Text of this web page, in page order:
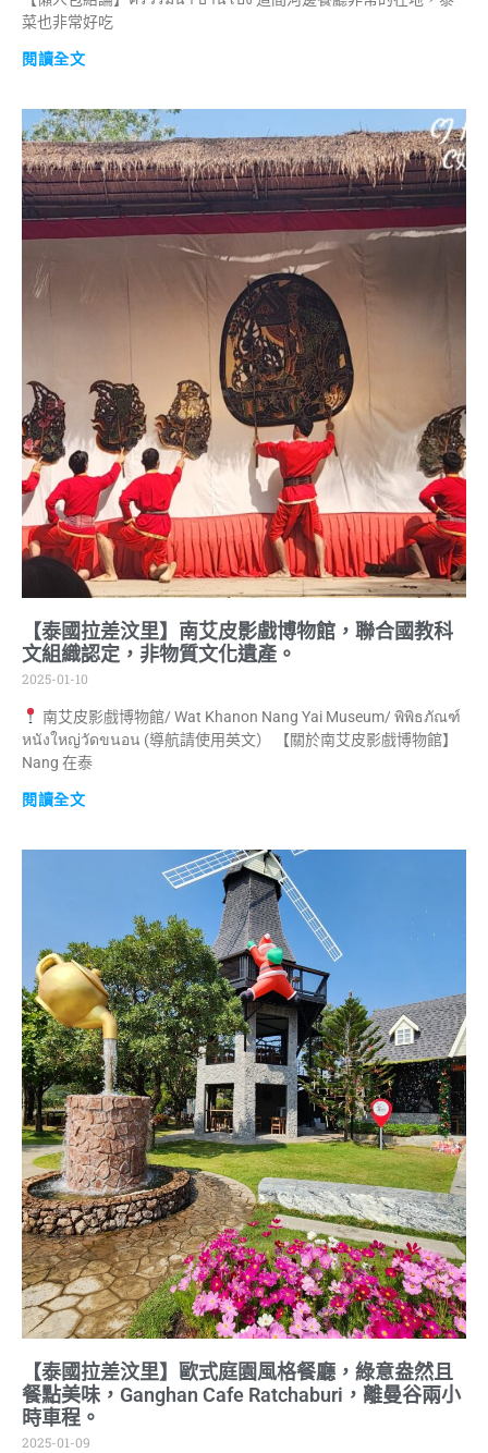
菜也非常好吃
閱讀全文
【泰國拉差汶里】南艾皮影戲博物館，聯合國教科
文組織認定，非物質文化遺產。
2025-01-10
南艾皮影戲博物館/ Wat Khanon Nang Yai Museum/ พิพิธภัณฑ์
หนังใหญ่วัดขนอน (導航請使用英文） 【關於南艾皮影戲博物館】
Nang 在泰
閱讀全文
【泰國拉差汶里】歐式庭園風格餐廳，綠意盎然且
餐點美味，Ganghan Cafe Ratchaburi，離曼谷兩小
時車程。
2025-01-09